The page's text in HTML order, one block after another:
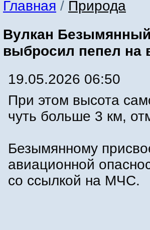
Главная / Природа
Вулкан
выбросил пепел на
19.05.2026 06:50
При этом высота
чуть больше 3 км,
Безымянному
авиационной
со ссылкой на МЧС.